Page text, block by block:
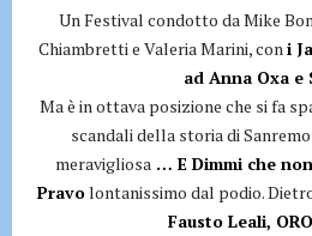
Un Festival condotto da Mike
Chiambretti e Valeria Marini, coni
ad Anna Oxa e
Ma è in ottava posizione che si fa
scandali della storia di
meravigliosa … E Dimmi che
Pravolontanissimo dal podio.
Fausto Leali,